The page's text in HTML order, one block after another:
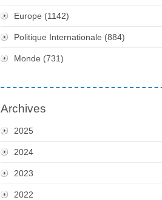
Europe (1142)
Politique Internationale (884)
Monde (731)
Archives
2025
2024
2023
2022